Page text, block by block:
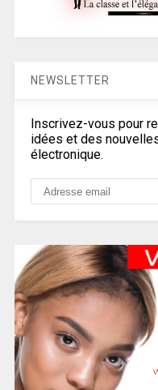
NEWSLETTER
Inscrivez-vous pour
idées et des
électronique.